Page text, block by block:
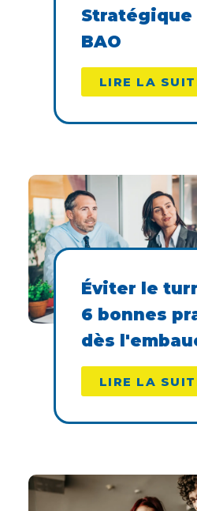
Stratégique
BAO
LIRE LA
Éviter le
6 bonnes
dès
LIRE LA